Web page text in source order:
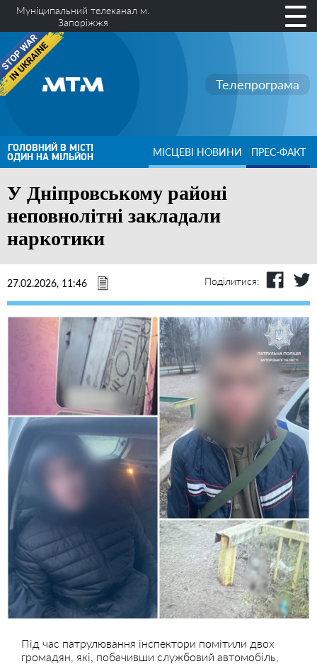
Муніципальний телеканал м.
Запоріжжя
Телепрограма
ГОЛОВНИЙ В МІСТІ
ОДИН НА МІЛЬЙОН МІСЦЕВІ НОВИНИ ПРЕС-ФАКТ
У Дніпровському районі
неповнолітні закладали
наркотики
27.02.2026, 11:46 Поділитися:
Під час патрулювання інспектори помітили двох
громадян, які, побачивши службовий автомобіль,